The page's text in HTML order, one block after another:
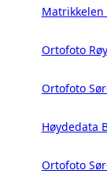
Matrikkelen
Ortofoto
Ortofoto
Høydedata
Ortofoto